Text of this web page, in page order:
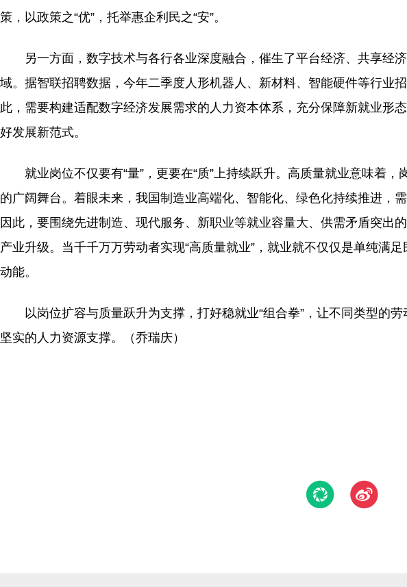
策，以政策之“优”，托举惠企利民之“安”。
另一方面，数字技术与各行各业深度融合，催生了平台经济、共享经
域。据智联招聘数据，今年二季度人形机器人、新材料、智能硬件等行业
此，需要构建适配数字经济发展需求的人力资本体系，充分保障新就业形
好发展新范式。
就业岗位不仅要有“量”，更要在“质”上持续跃升。高质量就业意味着，
的广阔舞台。着眼未来，我国制造业高端化、智能化、绿色化持续推进，
因此，要围绕先进制造、现代服务、新职业等就业容量大、供需矛盾突出
产业升级。当千千万万劳动者实现“高质量就业”，就业就不仅仅是单纯满
动能。
以岗位扩容与质量跃升为支撑，打好稳就业“组合拳”，让不同类型的劳
坚实的人力资源支撑。（乔瑞庆）